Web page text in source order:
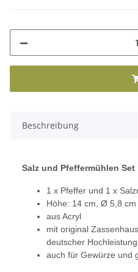
Beschreibung
Salz und Pfeffermühlen
1 x Pfeffer und 1 x
Höhe: 14 cm, Ø 5,8 cm
aus Acryl
mit original
deutscher
auch für Gewürze und